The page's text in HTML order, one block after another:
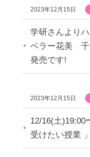
2023年12月15日
学研さんより
ベラー花美 千
発売です!
2023年12月15日
12/16(土)19:00
受けたい授業